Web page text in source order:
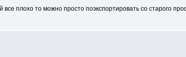
все плохо то можно просто поэкспортировать со старого